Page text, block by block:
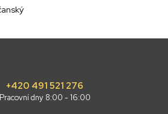
+420 491 521 276
Pracovní dny 8:00 - 16:00